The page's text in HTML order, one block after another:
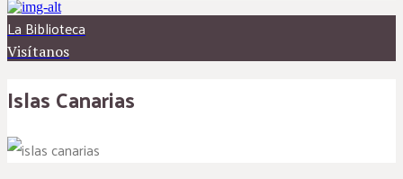
La Biblioteca
Visítanos
Islas Canarias